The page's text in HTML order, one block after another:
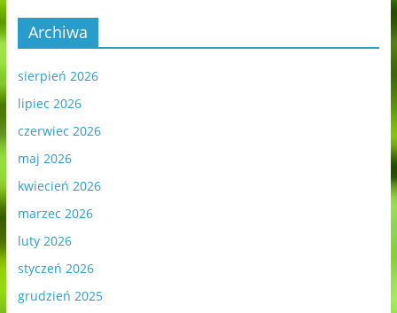
Archiwa
sierpień 2026
lipiec 2026
czerwiec 2026
maj 2026
kwiecień 2026
marzec 2026
luty 2026
styczeń 2026
grudzień 2025